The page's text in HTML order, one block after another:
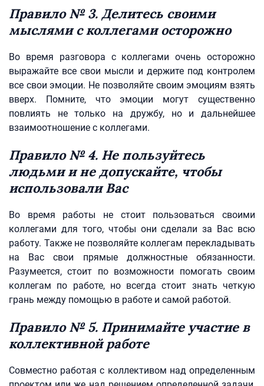
Правило № 3. Делитесь своими
мыслями с коллегами осторожно
Во время разговора с коллегами очень осторожно
выражайте все свои мысли и держите под контролем
все свои эмоции. Не позволяйте своим эмоциям взять
вверх. Помните, что эмоции могут существенно
повлиять не только на дружбу, но и дальнейшее
взаимоотношение с коллегами.
Правило № 4. Не пользуйтесь
людьми и не допускайте, чтобы
использовали Вас
Во время работы не стоит пользоваться своими
коллегами для того, чтобы они сделали за Вас всю
работу. Также не позволяйте коллегам перекладывать
на Вас свои прямые должностные обязанности.
Разумеется, стоит по возможности помогать своим
коллегам по работе, но всегда стоит знать четкую
грань между помощью в работе и самой работой.
Правило № 5. Принимайте участие в
коллективной работе
Совместно работая с коллективом над определенным